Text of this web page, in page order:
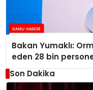
Bakan Yumaklı:
eden 28 bin
Son Dakika